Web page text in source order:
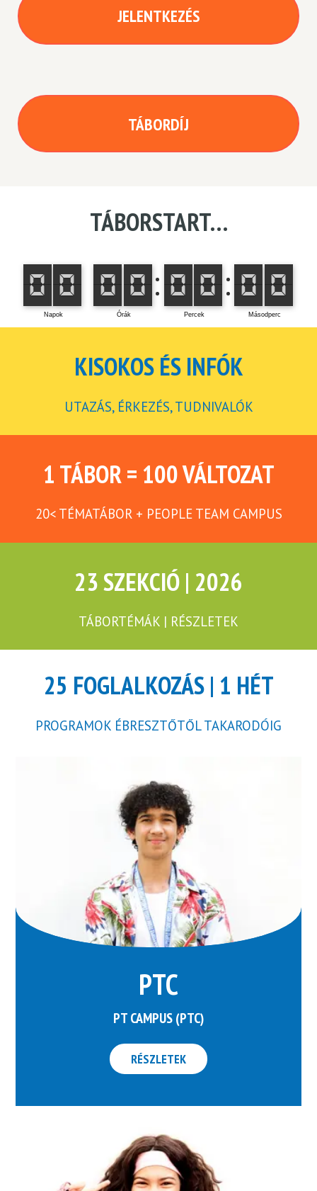
JELENTKEZÉS
TÁBORDÍJ
TÁBORSTART…
KISOKOS ÉS INFÓK
UTAZÁS, ÉRKEZÉS, TUDNIVALÓK
1 TÁBOR = 100 VÁLTOZAT
20< TÉMATÁBOR + PEOPLE TEAM CAMPUS
23 SZEKCIÓ | 2026
TÁBORTÉMÁK | RÉSZLETEK
25 FOGLALKOZÁS | 1 HÉT
PROGRAMOK ÉBRESZTŐTŐL TAKARODÓIG
PTC
PT CAMPUS (PTC)
RÉSZLETEK